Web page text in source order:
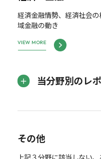
経済金融情勢、経済社会
域金融の動き
VIEW MORE
当分野別のレ
その他